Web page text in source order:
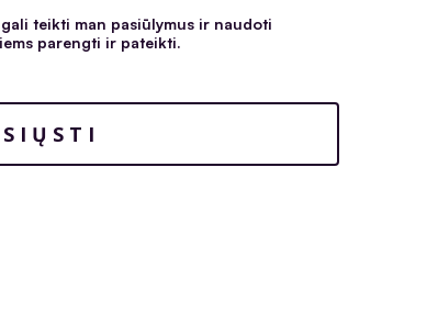
teikti man pasiūlymus ir naudoti
parengti ir pateikti.